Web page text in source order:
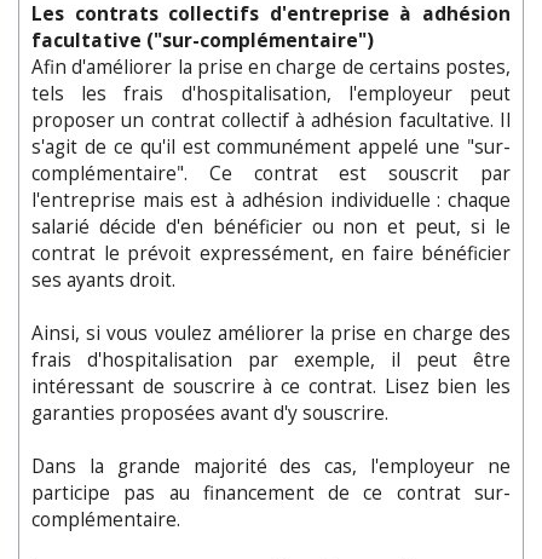
Les contrats collectifs d'entreprise à adhésion
facultative ("sur-complémentaire")
Afin d'améliorer la prise en charge de certains postes,
tels les frais d'hospitalisation, l'employeur peut
proposer un contrat collectif à adhésion facultative. Il
s'agit de ce qu'il est communément appelé une "sur-
complémentaire". Ce contrat est souscrit par
l'entreprise mais est à adhésion individuelle : chaque
salarié décide d'en bénéficier ou non et peut, si le
contrat le prévoit expressément, en faire bénéficier
ses ayants droit.
Ainsi, si vous voulez améliorer la prise en charge des
frais d'hospitalisation par exemple, il peut être
intéressant de souscrire à ce contrat. Lisez bien les
garanties proposées avant d'y souscrire.
Dans la grande majorité des cas, l'employeur ne
participe pas au financement de ce contrat sur-
complémentaire.